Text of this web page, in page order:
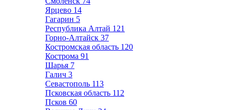
Ярцево 14
Гагарин 5
Республика Алтай 121
Горно-Алтайск 37
Костромская область 120
Кострома 91
Шарья 7
Галич 3
Севастополь 113
Псковская область 112
Псков 60